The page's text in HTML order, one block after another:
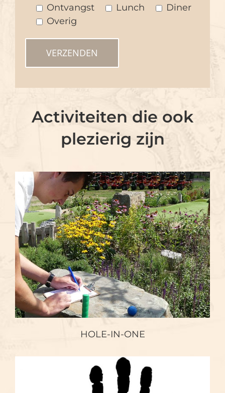
Ontvangst
Lunch
Diner
Overig
Activiteiten die ook
plezierig zijn
HOLE-IN-ONE
HOLE-IN-ONE